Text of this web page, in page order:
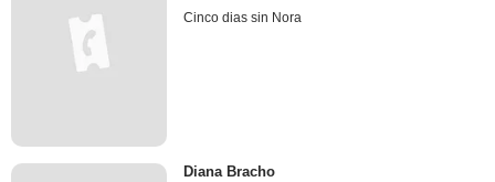
Cinco dias sin Nora
Diana Bracho